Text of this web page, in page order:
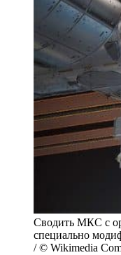
Сводить МКС с
специально
/ © Wikimedia